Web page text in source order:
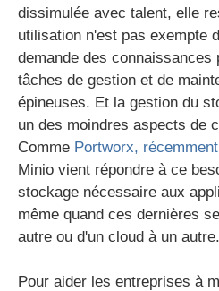
dissimulée avec talent, elle
utilisation n'est pas exempte
demande des connaissances
tâches de gestion et de
épineuses. Et la gestion du
un des moindres aspects de
Comme Portworx,
Minio vient répondre à ce
stockage nécessaire aux
même quand ces dernières
autre ou d'un cloud à un autre.
Pour aider les entreprises à